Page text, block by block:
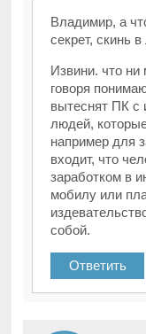
Владимир, а
секрет, скинь
Извини. что ни
говоря
вытеснят ПК с
людей,
например для
входит, что
заработком в
мобилу или
собой.
Ответить